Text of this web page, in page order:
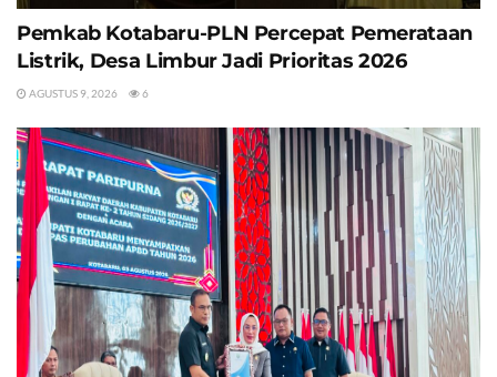
Pemkab Kotabaru-PLN Percepat Pemerataan
Listrik, Desa Limbur Jadi Prioritas 2026
AGUSTUS 9, 2026 6